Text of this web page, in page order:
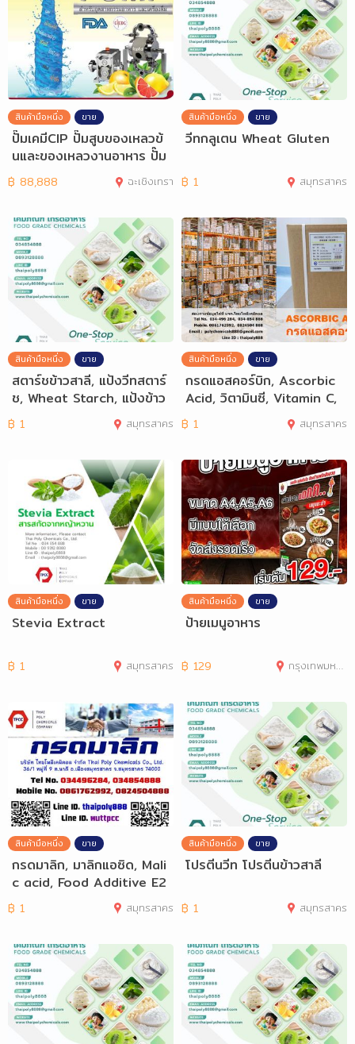
สินค้ามือหนึ่ง ขาย
ปั๊มเคมีCIP ปั๊มสูบของเหลวข้
นและของเหลวงานอาหาร ปั๊ม
ยุโรปแท้
฿ 88,888 ฉะเชิงเทรา
สินค้ามือหนึ่ง ขาย
วีทกลูเตน Wheat Gluten
฿ 1 สมุทรสาคร
สินค้ามือหนึ่ง ขาย
สตาร์ชข้าวสาลี, แป้งวีทสตาร์
ช, Wheat Starch, แป้งข้าว
สาลี, โ
฿ 1 สมุทรสาคร
สินค้ามือหนึ่ง ขาย
กรดแอสคอร์บิก, Ascorbic
Acid, วิตามินซี, Vitamin C,
นอร์ทอีส
฿ 1 สมุทรสาคร
สินค้ามือหนึ่ง ขาย
Stevia Extract
฿ 1 สมุทรสาคร
สินค้ามือหนึ่ง ขาย
ป้ายเมนูอาหาร
฿ 129 กรุงเทพมหานคร
สินค้ามือหนึ่ง ขาย
กรดมาลิก, มาลิกแอซิด, Mali
c acid, Food Additive E2
96
฿ 1 สมุทรสาคร
สินค้ามือหนึ่ง ขาย
โปรตีนวีท โปรตีนข้าวสาลี
฿ 1 สมุทรสาคร